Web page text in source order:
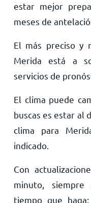
estar mejor
meses de
El más preciso y
Merida está a
servicios de
El clima puede
buscas es estar al
clima para
indicado.
Con
minuto,
tiempo que